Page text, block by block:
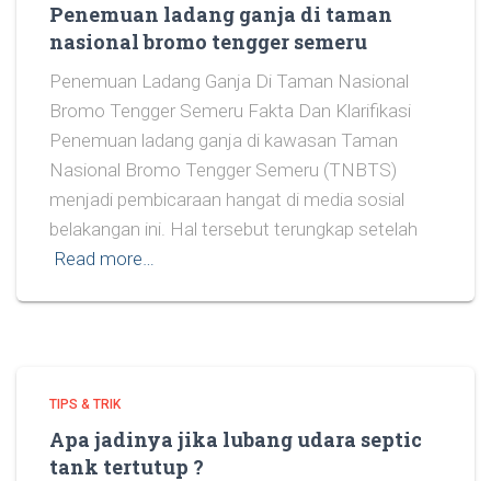
Penemuan ladang ganja di taman
nasional bromo tengger semeru
Penemuan Ladang Ganja Di Taman Nasional
Bromo Tengger Semeru Fakta Dan Klarifikasi
Penemuan ladang ganja di kawasan Taman
Nasional Bromo Tengger Semeru (TNBTS)
menjadi pembicaraan hangat di media sosial
belakangan ini. Hal tersebut terungkap setelah
Read more…
TIPS & TRIK
Apa jadinya jika lubang udara septic
tank tertutup ?